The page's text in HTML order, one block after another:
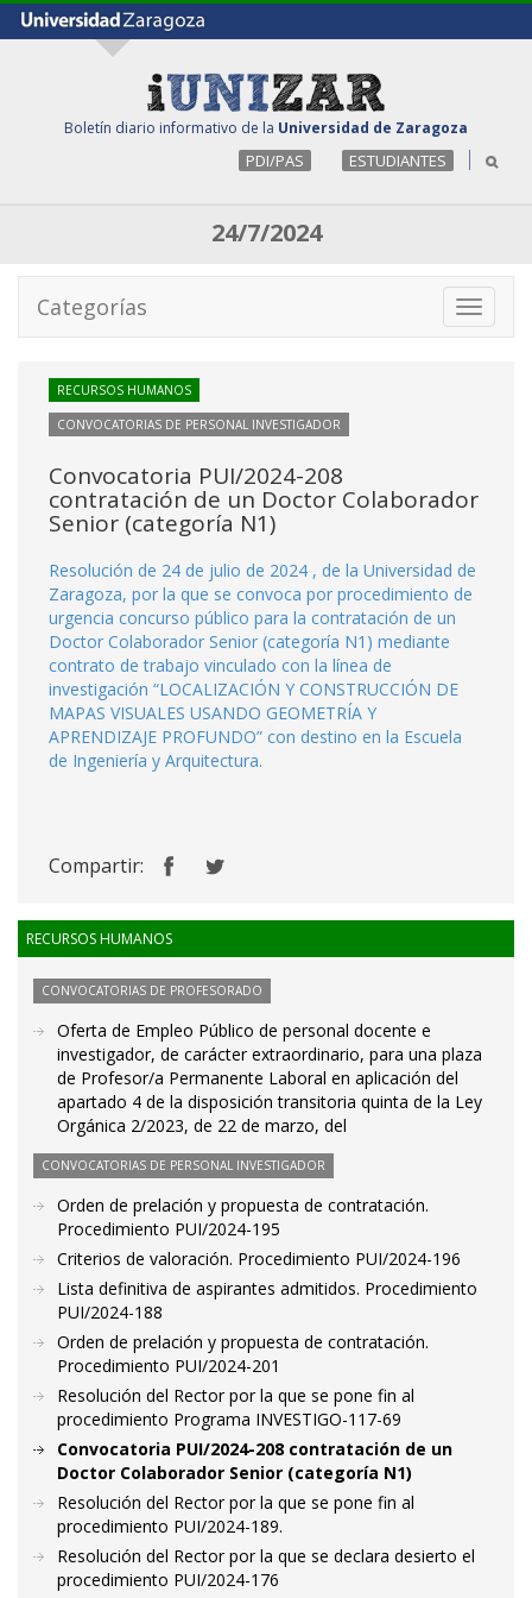
Boletín diario informativo de la Universidad de Zaragoza
PDI/PAS ESTUDIANTES
24/7/2024
Toggle
Categorías
RECURSOS HUMANOS
CONVOCATORIAS DE PERSONAL INVESTIGADOR
Convocatoria PUI/2024-208
contratación de un Doctor Colaborador
Senior (categoría N1)
Resolución de 24 de julio de 2024 , de la Universidad de
Zaragoza, por la que se convoca por procedimiento de
urgencia concurso público para la contratación de un
Doctor Colaborador Senior (categoría N1) mediante
contrato de trabajo vinculado con la línea de
investigación “LOCALIZACIÓN Y CONSTRUCCIÓN DE
MAPAS VISUALES USANDO GEOMETRÍA Y
APRENDIZAJE PROFUNDO” con destino en la Escuela
de Ingeniería y Arquitectura.
Compartir:
RECURSOS HUMANOS
CONVOCATORIAS DE PROFESORADO
Oferta de Empleo Público de personal docente e
investigador, de carácter extraordinario, para una plaza
de Profesor/a Permanente Laboral en aplicación del
apartado 4 de la disposición transitoria quinta de la Ley
Orgánica 2/2023, de 22 de marzo, del
CONVOCATORIAS DE PERSONAL INVESTIGADOR
Orden de prelación y propuesta de contratación.
Procedimiento PUI/2024-195
Criterios de valoración. Procedimiento PUI/2024-196
Lista definitiva de aspirantes admitidos. Procedimiento
PUI/2024-188
Orden de prelación y propuesta de contratación.
Procedimiento PUI/2024-201
Resolución del Rector por la que se pone fin al
procedimiento Programa INVESTIGO-117-69
Convocatoria PUI/2024-208 contratación de un
Doctor Colaborador Senior (categoría N1)
Resolución del Rector por la que se pone fin al
procedimiento PUI/2024-189.
Resolución del Rector por la que se declara desierto el
procedimiento PUI/2024-176